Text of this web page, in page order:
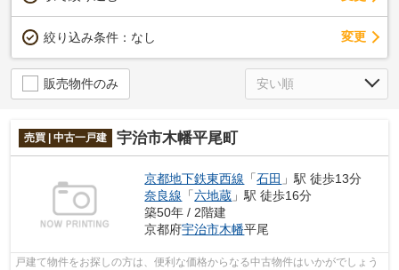
絞り込み条件： なし 変更
販売物件のみ
売買 | 中古一戸建 宇治市木幡平尾町
京都地下鉄東西線 「石田 」駅 徒歩13分
奈良線 「六地蔵 」駅 徒歩16分
築50年 / 2階建
京都府宇治市木幡平尾
戸建て物件をお探しの方は、便利な価格からなる中古物件はいかがでしょう